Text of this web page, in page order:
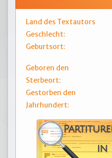
Land des Textautors
Geschlecht:
Geburtsort:
Geboren den
Sterbeort:
Gestorben den
Jahrhundert: